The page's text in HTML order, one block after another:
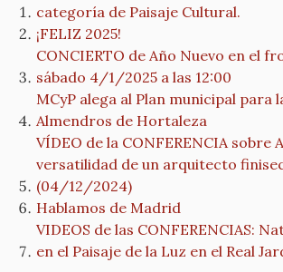
categoría de Paisaje Cultural.
¡FELIZ 2025!
CONCIERTO de Año Nuevo en el
sábado 4/1/2025 a las 12:00
MCyP alega al Plan municipal para
Almendros de Hortaleza
VÍDEO de la CONFERENCIA sobre
versatilidad de un arquitecto
(04/12/2024)
Hablamos de Madrid
VIDEOS de las CONFERENCIAS:
en el Paisaje de la Luz en el Real